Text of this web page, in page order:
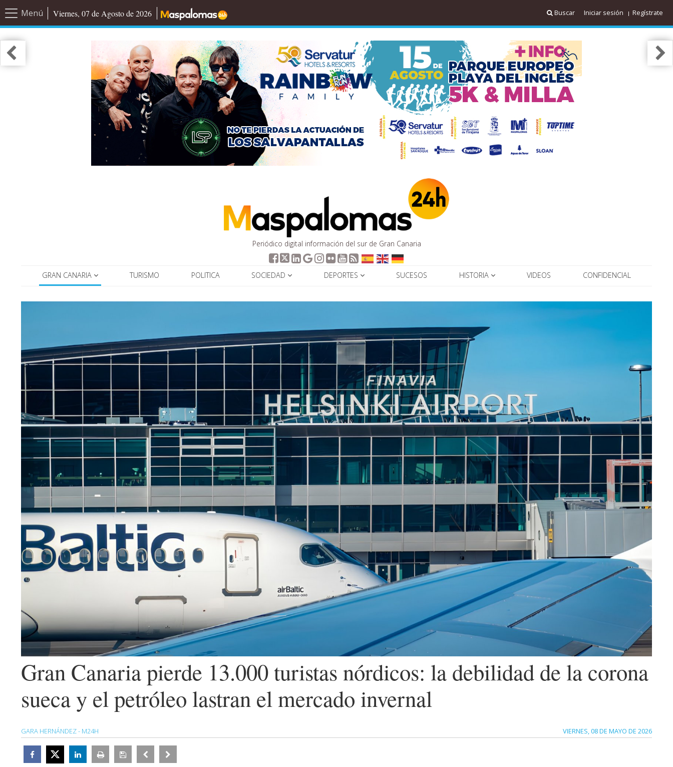
Menú Viernes, 07 de Agosto de 2026 Buscar Iniciar sesión Regístrate
Periódico digital información del sur de Gran Canaria
GRAN CANARIA TURISMO POLITICA SOCIEDAD DEPORTES SUCESOS HISTORIA VIDEOS CONFIDENCIAL
Gran Canaria pierde 13.000 turistas nórdicos: la debilidad de la corona
sueca y el petróleo lastran el mercado invernal
GARA HERNÁNDEZ - M24H VIERNES, 08 DE MAYO DE 2026